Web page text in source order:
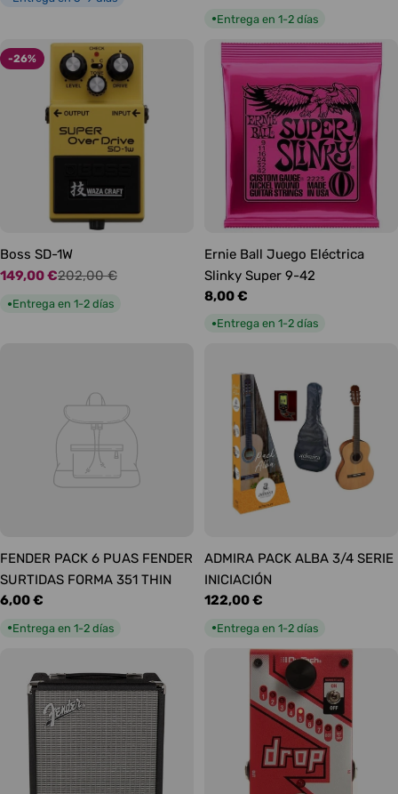
●Entrega en 1-2 días
-26%
Boss SD-1W
Precio
de
149,00 €
Precio
habitual
202,00 €
●Entrega en 1-2 días
Ernie Ball Juego Eléctrica
Slinky Super 9-42
Precio
habitual
8,00 €
●Entrega en 1-2 días
FENDER PACK 6 PUAS FENDER
SURTIDAS FORMA 351 THIN
Precio
6,00 €
●Entrega en 1-2 días
ADMIRA PACK ALBA 3/4 SERIE
INICIACIÓN
Precio
122,00 €
●Entrega en 1-2 días